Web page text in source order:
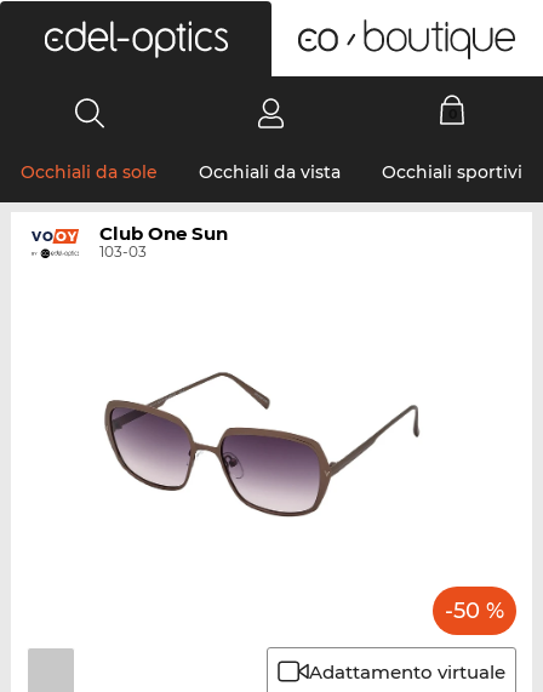
Occhiali da sole Occhiali da vista Occhiali sportivi
Club One Sun
103-03
-50 %
Adattamento virtuale